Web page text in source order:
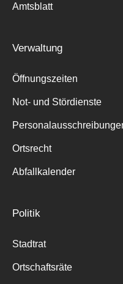
Amtsblatt
Verwaltung
Öffnungszeiten
Not- und Stördienste
Ortsrecht
Abfallkalender
Politik
Stadtrat
Ortschaftsräte